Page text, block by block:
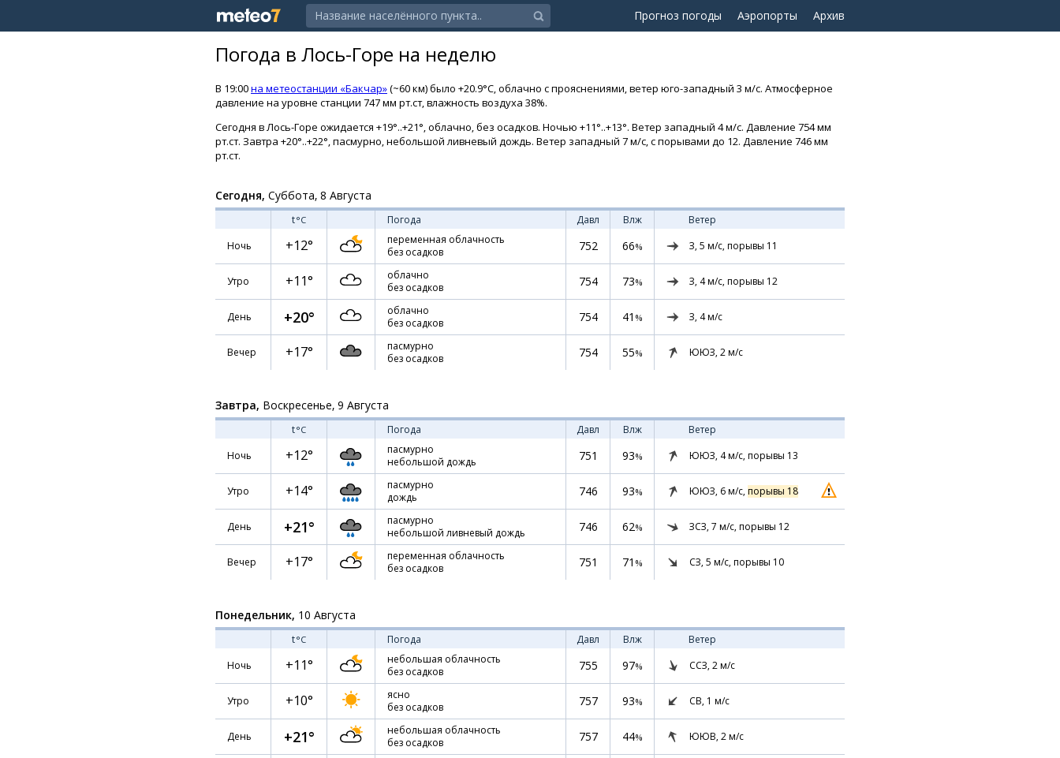
Прогноз погоды Аэропорты Архив
Погода в Лось-Горе на неделю
В 19:00на метеостанции «Бакчар»(~60 км) было +20.9°C, облачно с прояснениями, ветер юго-западный 3 м/с. Атмосферное
давление на уровне станции 747 мм рт.ст, влажность воздуха 38%.
Сегодня в Лось-Горе ожидается +19°..+21°, облачно, без осадков. Ночью +11°..+13°. Ветер западный 4 м/с. Давление 754 мм
рт.ст. Завтра +20°..+22°, пасмурно, небольшой ливневый дождь. Ветер западный 7 м/с, с порывами до 12. Давление 746 мм
рт.ст.
Сегодня, Суббота, 8 Августа
t°C Погода Давл Влж
Ветер
Ночь
+12°
переменная облачность
без осадков
752 66% З, 5 м/с, порывы 11
Утро +11°
облачно
без осадков
754 73% З, 4м/с, порывы 12
День +20°
облачно
без осадков
754 41 % З, 4м/с
Вечер +17°
пасмурно
без осадков
754 55% ЮЮЗ, 2м/с
Завтра, Воскресенье, 9 Августа
t°C Погода Давл Влж
Ветер
Ночь
+12°
пасмурно
небольшой дождь
751 93% ЮЮЗ, 4м/с, порывы 13
Утро +14°
пасмурно
дождь
746 93% ЮЮЗ, 6м/с, порывы 18
День +21°
пасмурно
небольшой ливневый дождь
746 62% ЗСЗ, 7 м/с, порывы 12
Вечер +17°
переменная облачность
без осадков
751 71 % СЗ, 5 м/с, порывы 10
Понедельник, 10 Августа
t°C Погода Давл Влж
Ветер
Ночь
+11°
небольшая облачность
без осадков
755 97% ССЗ, 2м/с
Утро +10°
ясно
без осадков
757 93% СВ, 1 м/с
День +21°
небольшая облачность
без осадков
757 44% ЮЮВ, 2м/с